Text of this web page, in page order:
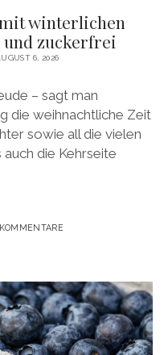
winterlichen
und zuckerfrei
6, 2026
– sagt man
die weihnachtliche Zeit
sowie all die vielen
die Kehrseite